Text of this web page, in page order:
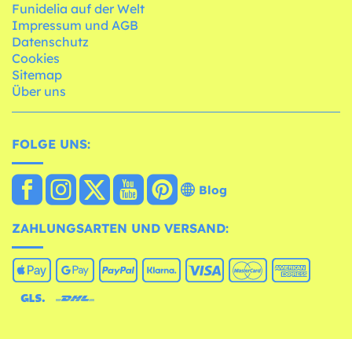
Funidelia auf der Welt
Impressum und AGB
Datenschutz
Cookies
Sitemap
Über uns
FOLGE UNS:
Blog
ZAHLUNGSARTEN UND VERSAND: